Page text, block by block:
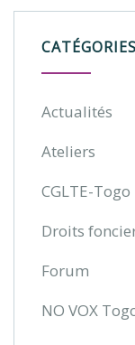
CATÉGORIES
Actualités
Ateliers
CGLTE-Togo
Droits
Forum
NO VOX